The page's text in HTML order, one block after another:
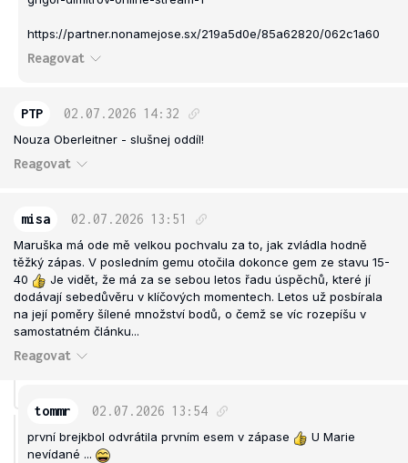
https://partner.nonamejose.sx/219a5d0e/85a62820/062c1a60
Reagovat
PTP 02.07.2026 14:32
Nouza Oberleitner - slušnej oddíl!
Reagovat
misa 02.07.2026 13:51
Maruška má ode mě velkou pochvalu za to, jak zvládla hodně
těžký zápas. V posledním gemu otočila dokonce gem ze stavu 15-
40
Je vidět, že má za se sebou letos řadu úspěchů, které jí
dodávají sebedůvěru v klíčových momentech. Letos už posbírala
na její poměry šílené množství bodů, o čemž se víc rozepíšu v
samostatném článku...
Reagovat
tommr 02.07.2026 13:54
první brejkbol odvrátila prvním esem v zápase
U Marie
nevídané ...